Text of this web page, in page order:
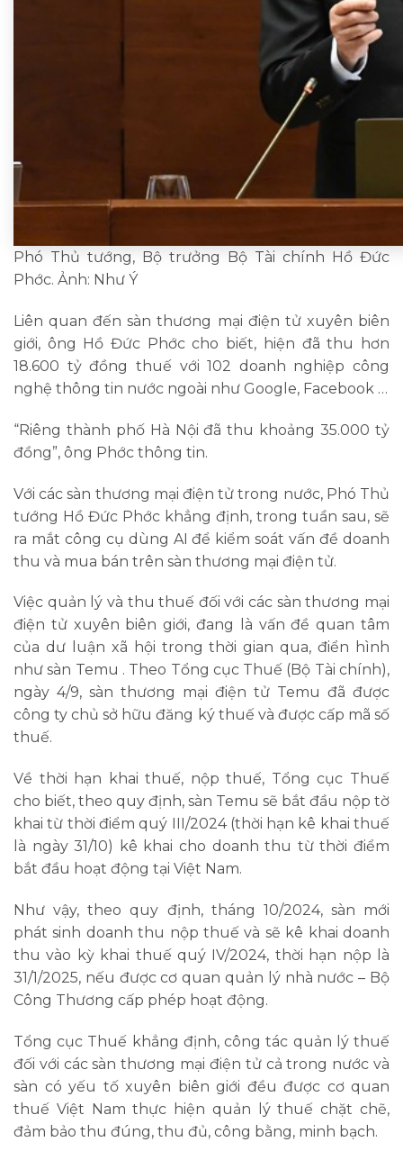
Phó Thủ tướng, Bộ trưởng Bộ Tài chính Hồ Đức
Phớc. Ảnh: Như Ý
Liên quan đến sàn thương mại điện tử xuyên biên
giới, ông Hồ Đức Phớc cho biết, hiện đã thu hơn
18.600 tỷ đồng thuế với 102 doanh nghiệp công
nghệ thông tin nước ngoài như Google, Facebook …
“Riêng thành phố Hà Nội đã thu khoảng 35.000 tỷ
đồng”, ông Phớc thông tin.
Với các sàn thương mại điện tử trong nước, Phó Thủ
tướng Hồ Đức Phớc khẳng định, trong tuần sau, sẽ
ra mắt công cụ dùng AI để kiểm soát vấn đề doanh
thu và mua bán trên sàn thương mại điện tử.
Việc quản lý và thu thuế đối với các sàn thương mại
điện tử xuyên biên giới, đang là vấn đề quan tâm
của dư luận xã hội trong thời gian qua, điển hình
như sàn Temu . Theo Tổng cục Thuế (Bộ Tài chính),
ngày 4/9, sàn thương mại điện tử Temu đã được
công ty chủ sở hữu đăng ký thuế và được cấp mã số
thuế.
Về thời hạn khai thuế, nộp thuế, Tổng cục Thuế
cho biết, theo quy định, sàn Temu sẽ bắt đầu nộp tờ
khai từ thời điểm quý III/2024 (thời hạn kê khai thuế
là ngày 31/10) kê khai cho doanh thu từ thời điểm
bắt đầu hoạt động tại Việt Nam.
Như vậy, theo quy định, tháng 10/2024, sàn mới
phát sinh doanh thu nộp thuế và sẽ kê khai doanh
thu vào kỳ khai thuế quý IV/2024, thời hạn nộp là
31/1/2025, nếu được cơ quan quản lý nhà nước – Bộ
Công Thương cấp phép hoạt động.
Tổng cục Thuế khẳng định, công tác quản lý thuế
đối với các sàn thương mại điện tử cả trong nước và
sàn có yếu tố xuyên biên giới đều được cơ quan
thuế Việt Nam thực hiện quản lý thuế chặt chẽ,
đảm bảo thu đúng, thu đủ, công bằng, minh bạch.